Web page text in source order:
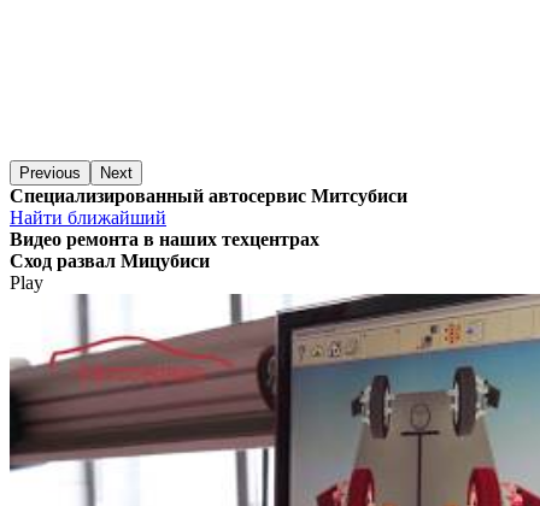
Previous Next
Специализированный автосервис Митсубиси
Найти ближайший
Видео ремонта в наших техцентрах
Сход развал Мицубиси
Play